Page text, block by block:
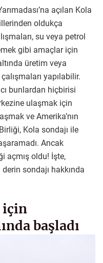
açılan Kola
oldukça
su veya petrol
gibi amaçlar için
üretim veya
yapılabilir.
bunlardan hiçbirisi
ulaşmak için
ve Amerika’nın
Kola sondajı ile
Ancak
açmış oldu! İşte,
sondajı hakkında
için
başladı